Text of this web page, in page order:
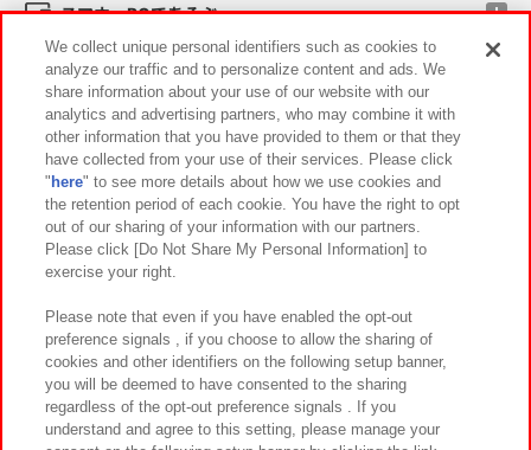
スマホ・PCであそぶ
イベント・キャンペーン
関連会社 サステナビリティ サイトポリシー
プライバシーポリシー ウェブアクセシビリティ方針と検証結果
お取引先さまとともに
カスタマーハラスメント対応方針 よくあるご質問・お問い合わせ
We collect unique personal identifiers such as cookies to
analyze our traffic and to personalize content and ads. We
share information about your use of our website with our
analytics and advertising partners, who may combine it with
other information that you have provided to them or that they
have collected from your use of their services. Please click
" here" to see more details about how we use cookies and
the retention period of each cookie. You have the right to opt
out of our sharing of your information with our partners.
Please click [Do Not Share My Personal Information] to
exercise your right.
Please note that even if you have enabled the opt-out
preference signals , if you choose to allow the sharing of
cookies and other identifiers on the following setup banner,
you will be deemed to have consented to the sharing
regardless of the opt-out preference signals . If you
understand and agree to this setting, please manage your